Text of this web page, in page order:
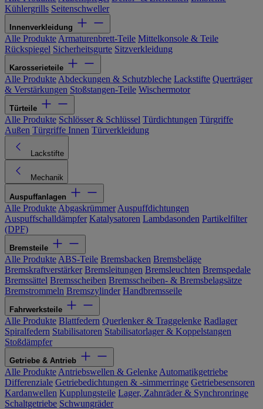
Kühlergrills Seitenschweller
Innenverkleidung
Alle Produkte Armaturenbrett-Teile Mittelkonsole & Teile
Rückspiegel Sicherheitsgurte Sitzverkleidung
Karosserieteile
Alle Produkte Abdeckungen & Schutzbleche Lackstifte Querträger
& Verstärkungen Stoßstangen-Teile Wischermotor
Türteile
Alle Produkte Schlösser & Schlüssel Türdichtungen Türgriffe
Außen Türgriffe Innen Türverkleidung
Lackstifte
Mechanik
Auspuffanlagen
Alle Produkte Abgaskrümmer Auspuffdichtungen
Auspuffschalldämpfer Katalysatoren Lambdasonden Partikelfilter
(DPF)
Bremsteile
Alle Produkte ABS-Teile Bremsbacken Bremsbeläge
Bremskraftverstärker Bremsleitungen Bremsleuchten Bremspedale
Bremssättel Bremsscheiben Bremsscheiben- & Bremsbelagsätze
Bremstrommeln Bremszylinder Handbremsseile
Fahrwerksteile
Alle Produkte Blattfedern Querlenker & Traggelenke Radlager
Spiralfedern Stabilisatoren Stabilisatorlager & Koppelstangen
Stoßdämpfer
Getriebe & Antrieb
Alle Produkte Antriebswellen & Gelenke Automatikgetriebe
Differenziale Getriebedichtungen & -simmerringe Getriebesensoren
Kardanwellen Kupplungsteile Lager, Zahnräder & Synchronringe
Schaltgetriebe Schwungräder